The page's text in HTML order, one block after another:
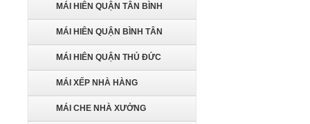
MÁI HIÊN QUẬN TÂN BÌNH
MÁI HIÊN QUẬN BÌNH TÂN
MÁI HIÊN QUẬN THỦ ĐỨC
MÁI XẾP NHÀ HÀNG
MÁI CHE NHÀ XƯỞNG